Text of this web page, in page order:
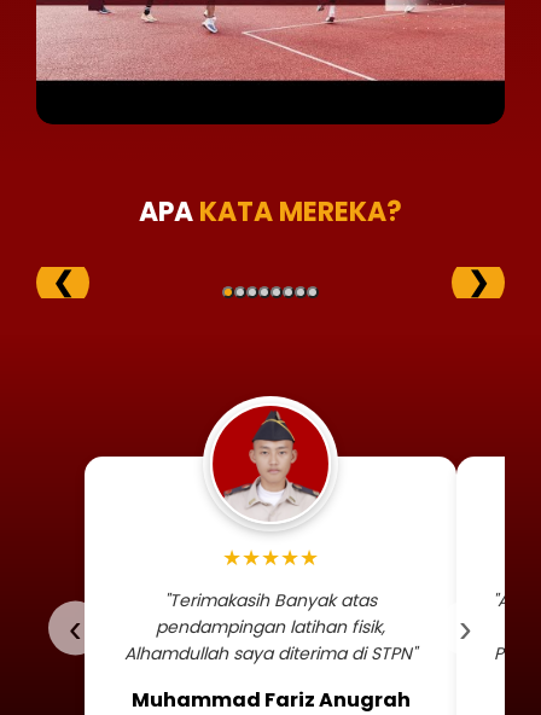
APAKATA MEREKA?
❮ ❯
‹
Foto profil siswa
★★★★★
"Terimakasih Banyak atas
pendampingan latihan fisik,
Alhamdullah saya diterima di STPN"
Muhammad Fariz Anugrah
›